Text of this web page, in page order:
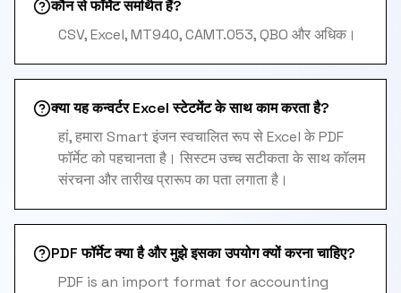
कौन से फॉर्मेट समर्थित हैं?
CSV, Excel, MT940, CAMT.053, QBO और अधिक।
क्या यह कन्वर्टर Excel स्टेटमेंट के साथ काम करता है?
हां, हमारा Smart इंजन स्वचालित रूप से Excel के PDF
फॉर्मेट को पहचानता है। सिस्टम उच्च सटीकता के साथ कॉलम
संरचना और तारीख प्रारूप का पता लगाता है।
PDF फॉर्मेट क्या है और मुझे इसका उपयोग क्यों करना चाहिए?
PDF is an import format for accounting